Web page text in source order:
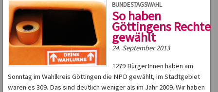
BUNDESTAGSWAHL
So haben
Göttingens Rechte
gewählt
24. September 2013
1279 BürgerInnen haben am
Sonntag im Wahlkreis Göttingen die NPD gewählt, im Stadtgebiet
waren es 309. Das sind deutlich weniger als im Jahr 2009. Wir haben